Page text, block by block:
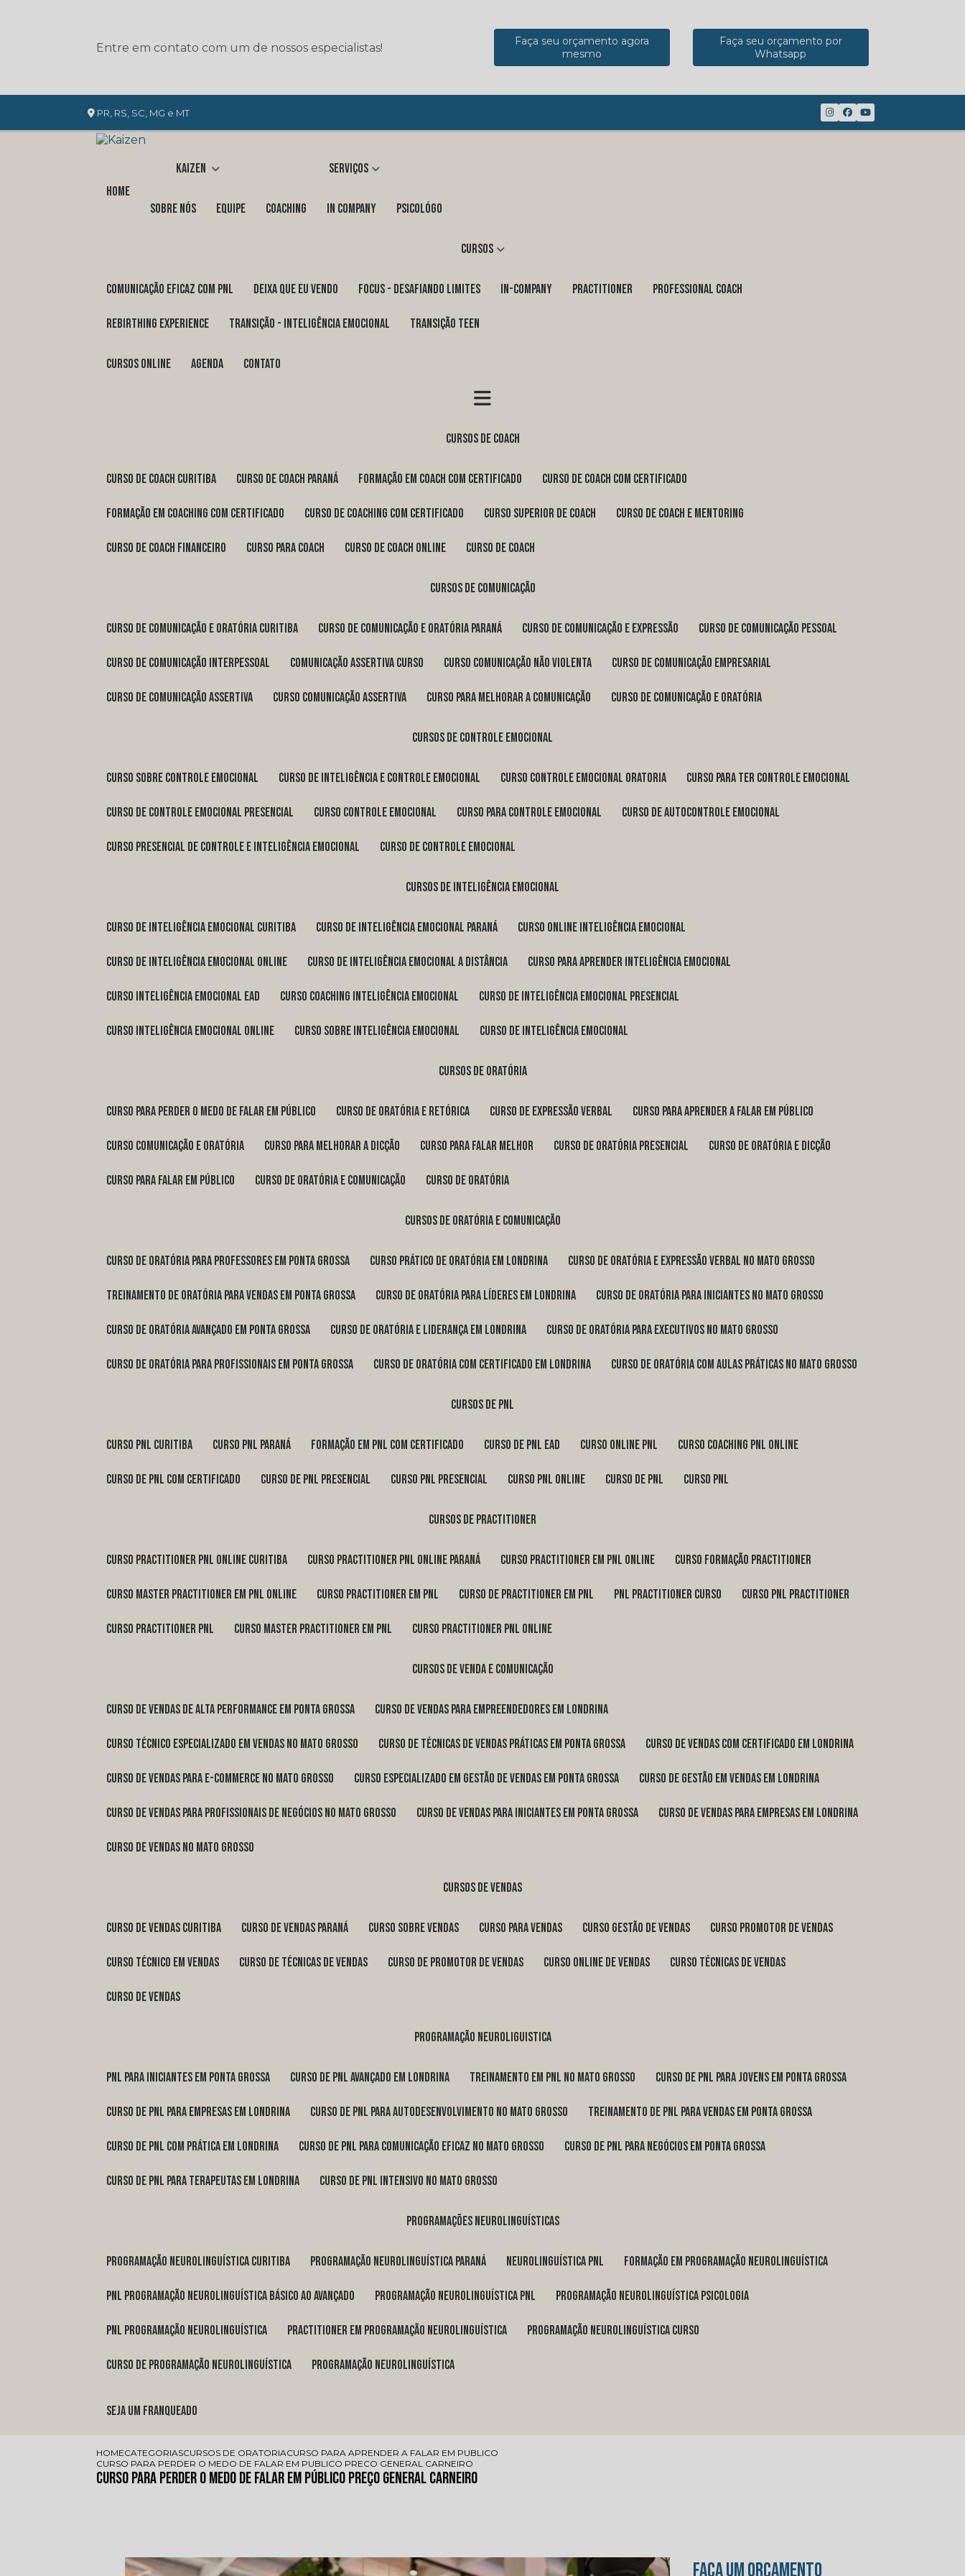
Entre em contato com um de nossos especialistas!
Faça seu orçamento agora
mesmo
Faça seu orçamento por
Whatsapp
PR, RS, SC, MG e MT
Home
Kaizen
Sobre nós Equipe
Serviços
Coaching in company Psicológo
Cursos
COMUNICAÇÃO EFICAZ COM PNL DEIXA QUE EU VENDO FOCUS - DESAFIANDO LIMITES In-Company PRACTITIONER PROFESSIONAL COACH
REBIRTHING EXPERIENCE TRANSIÇÃO - INTELIGÊNCIA EMOCIONAL TRANSIÇÃO TEEN
Cursos Online Agenda Contato
cursos de coach
curso de coach Curitiba curso de coach Paraná formação em coach com certificado curso de coach com certificado
formação em coaching com certificado curso de coaching com certificado curso superior de coach curso de coach e mentoring
curso de coach financeiro curso para coach curso de coach online curso de coach
cursos de comunicação
curso de comunicação e oratória Curitiba curso de comunicação e oratória Paraná curso de comunicação e expressão curso de comunicação pessoal
curso de comunicação interpessoal comunicação assertiva curso curso comunicação não violenta curso de comunicação empresarial
curso de comunicação assertiva curso comunicação assertiva curso para melhorar a comunicação curso de comunicação e oratória
cursos de controle emocional
curso sobre controle emocional curso de inteligência e controle emocional curso controle emocional oratoria curso para ter controle emocional
curso de controle emocional presencial curso controle emocional curso para controle emocional curso de autocontrole emocional
curso presencial de controle e inteligência emocional curso de controle emocional
cursos de inteligência emocional
curso de inteligência emocional Curitiba curso de inteligência emocional Paraná curso online inteligência emocional
curso de inteligência emocional online curso de inteligência emocional a distância curso para aprender inteligência emocional
curso inteligência emocional ead curso coaching inteligência emocional curso de inteligência emocional presencial
curso inteligência emocional online curso sobre inteligência emocional curso de inteligência emocional
cursos de oratória
curso para perder o medo de falar em público curso de oratória e retórica curso de expressão verbal curso para aprender a falar em público
curso comunicação e oratória curso para melhorar a dicção curso para falar melhor curso de oratória presencial curso de oratória e dicção
curso para falar em público curso de oratória e comunicação curso de oratória
cursos de oratória e comunicação
curso de oratória para professores em Ponta Grossa curso prático de oratória em Londrina curso de oratória e expressão verbal no Mato Grosso
treinamento de oratória para vendas em Ponta Grossa curso de oratória para líderes em Londrina curso de oratória para iniciantes no Mato Grosso
curso de oratória avançado em Ponta Grossa curso de oratória e liderança em Londrina curso de oratória para executivos no Mato Grosso
curso de oratória para profissionais em Ponta Grossa curso de oratória com certificado em Londrina curso de oratória com aulas práticas no Mato Grosso
cursos de pnl
curso pnl Curitiba curso pnl Paraná formação em pnl com certificado curso de pnl ead curso online pnl curso coaching pnl online
curso de pnl com certificado curso de pnl presencial curso pnl presencial curso pnl online curso de pnl curso pnl
cursos de practitioner
curso practitioner pnl online Curitiba curso practitioner pnl online Paraná curso practitioner em pnl online curso formação practitioner
curso master practitioner em pnl online curso practitioner em pnl curso de practitioner em pnl pnl practitioner curso curso pnl practitioner
curso practitioner pnl curso master practitioner em pnl curso practitioner pnl online
cursos de venda e comunicação
curso de vendas de alta performance em Ponta Grossa curso de vendas para empreendedores em Londrina
curso técnico especializado em vendas no Mato Grosso curso de técnicas de vendas práticas em Ponta Grossa curso de vendas com certificado em Londrina
curso de vendas para e-commerce no Mato Grosso curso especializado em gestão de vendas em Ponta Grossa curso de gestão em vendas em Londrina
curso de vendas para profissionais de negócios no Mato Grosso curso de vendas para iniciantes em Ponta Grossa curso de vendas para empresas em Londrina
curso de vendas no Mato Grosso
cursos de vendas
curso de vendas Curitiba curso de vendas Paraná curso sobre vendas curso para vendas curso gestão de vendas curso promotor de vendas
curso técnico em vendas curso de técnicas de vendas curso de promotor de vendas curso online de vendas curso técnicas de vendas
curso de vendas
programação neuroliguistica
pnl para iniciantes em Ponta Grossa curso de pnl avançado em Londrina treinamento em pnl no Mato Grosso curso de pnl para jovens em Ponta Grossa
curso de pnl para empresas em Londrina curso de pnl para autodesenvolvimento no Mato Grosso treinamento de pnl para vendas em Ponta Grossa
curso de pnl com prática em Londrina curso de pnl para comunicação eficaz no Mato Grosso curso de pnl para negócios em Ponta Grossa
curso de pnl para terapeutas em Londrina curso de pnl intensivo no Mato Grosso
programações neurolinguísticas
programação neurolinguística Curitiba programação neurolinguística Paraná neurolinguística pnl formação em programação neurolinguística
pnl programação neurolinguística básico ao avançado programação neurolinguística pnl programação neurolinguística psicologia
pnl programação neurolinguística practitioner em programação neurolinguística programação neurolinguística curso
curso de programação neurolinguística programação neurolinguística
Seja um franqueado
HOMECATEGORIASCURSOS DE ORATORIACURSO PARA APRENDER A FALAR EM PUBLICO
CURSO PARA PERDER O MEDO DE FALAR EM PUBLICO PRECO GENERAL CARNEIRO
Curso para Perder o Medo de Falar em Público Preço General Carneiro
FAÇA UM ORÇAMENTO